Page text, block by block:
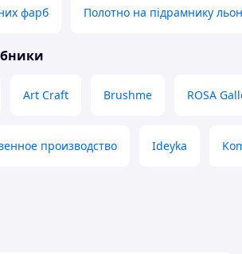
асортимент 😉😅
фарб Полотно на підрамнику льон
Art Craft Brushme ROSA
производство Ideyka